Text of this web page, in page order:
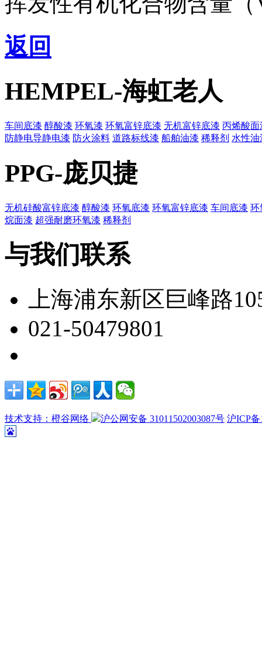
返回
HEMPEL-海虹老人
车间底漆 醇酸漆 环氧漆 环氧富锌底漆 无机富锌底漆 丙烯酸面
防静电导静电漆 防火涂料 道路标线漆 船舶油漆 稀释剂 水性油
PPG-庞贝捷
无机硅酸富锌底漆 醇酸漆 环氧底漆 环氧富锌底漆 车间底漆 环
烷面漆 超强耐磨环氧漆 稀释剂
与我们联系
上海浦东新区巨峰路
021-50479801
技术支持：橙谷网络 沪公网安备 31011502003087号 沪ICP备